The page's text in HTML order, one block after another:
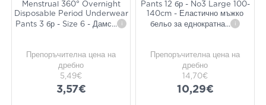
Menstrual 360° Overnight
Disposable Period Underwear
Pants 3 бр - Size 6 - Дамс... i
Препоръчителна цена на
дребно
5,49€
3,57€
Pants 12 бр - No3 Large 100-
140cm - Еластично мъжко
бельо за еднократна... i
Препоръчителна цена на
дребно
14,70€
10,29€